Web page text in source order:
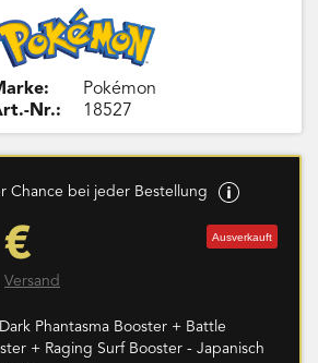
Nr.:
Pokémon
18527
Chance bei jeder Bestellung
Ausverkauft
Versand
Phantasma Booster + Battle
+ Raging Surf Booster - Japanisch